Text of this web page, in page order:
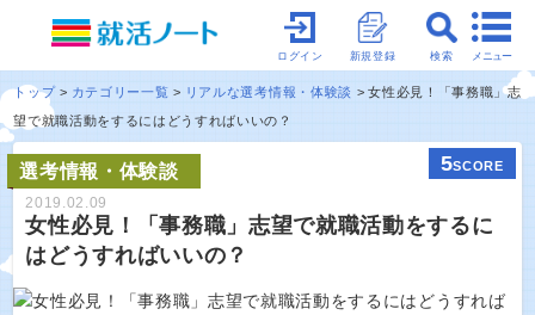
メニュー
検索
新規登録
ログイン
トップ カテゴリー一覧 リアルな選考情報・体験談
女性必見！「事務職」志
望で就職活動をするにはどうすればいいの？
選考情報・体験談 5SCORE
2019.02.09
女性必見！「事務職」志望で就職活動をするに
はどうすればいいの？